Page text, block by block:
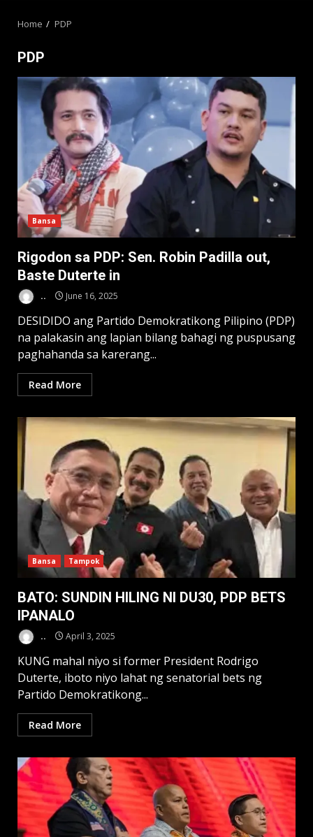
Home PDP
PDP
Bansa
Rigodon sa PDP: Sen. Robin Padilla out,
Baste Duterte in
.. June 16, 2025
DESIDIDO ang Partido Demokratikong Pilipino (PDP)
na palakasin ang lapian bilang bahagi ng puspusang
paghahanda sa karerang...
Read More
Bansa Tampok
BATO: SUNDIN HILING NI DU30, PDP BETS
IPANALO
.. April 3, 2025
KUNG mahal niyo si former President Rodrigo
Duterte, iboto niyo lahat ng senatorial bets ng
Partido Demokratikong...
Read More